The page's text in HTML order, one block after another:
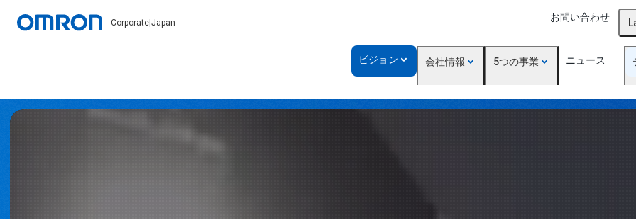
Corporate|Japan
ビジョン 会社情報 5つの事業 ニュース
お問い合わせ